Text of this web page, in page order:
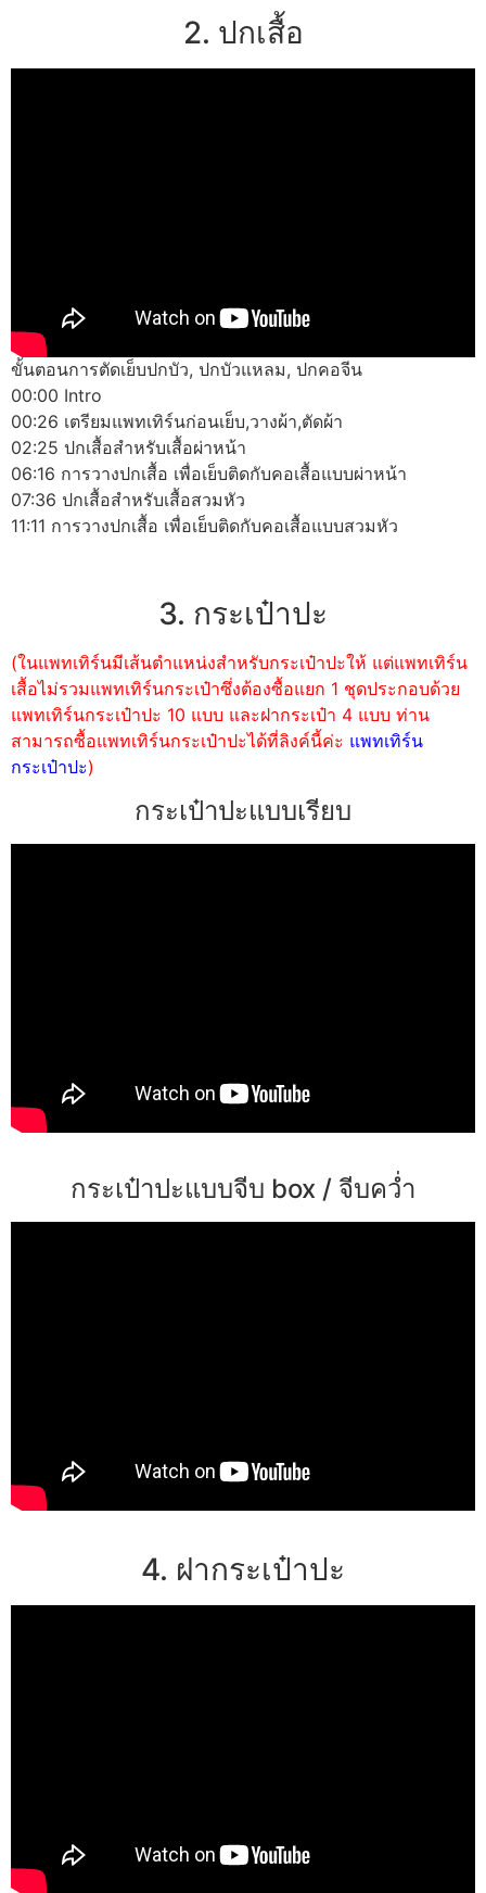
2. ปกเสื้อ
ขั้นตอนการตัดเย็บปกบัว, ปกบัวแหลม, ปกคอจีน
00:00 Intro
00:26 เตรียมแพทเทิร์นก่อนเย็บ,วางผ้า,ตัดผ้า
02:25 ปกเสื้อสำหรับเสื้อผ่าหน้า
06:16 การวางปกเสื้อ เพื่อเย็บติดกับคอเสื้อแบบผ่าหน้า
07:36 ปกเสื้อสำหรับเสื้อสวมหัว
11:11 การวางปกเสื้อ เพื่อเย็บติดกับคอเสื้อแบบสวมหัว
3. กระเป๋าปะ
(ในแพทเทิร์นมีเส้นตำแหน่งสำหรับกระเป๋าปะให้ แต่แพทเทิร์น
เสื้อไม่รวมแพทเทิร์นกระเป๋าซึ่งต้องซื้อแยก 1 ชุดประกอบด้วย
แพทเทิร์นกระเป๋าปะ 10 แบบ และฝากระเป๋า 4 แบบ ท่าน
สามารถซื้อแพทเทิร์นกระเป๋าปะได้ที่ลิงค์นี้ค่ะ แพทเทิร์น
กระเป๋าปะ)
กระเป๋าปะแบบเรียบ
กระเป๋าปะแบบจีบ box / จีบคว่ำ
4. ฝากระเป๋าปะ